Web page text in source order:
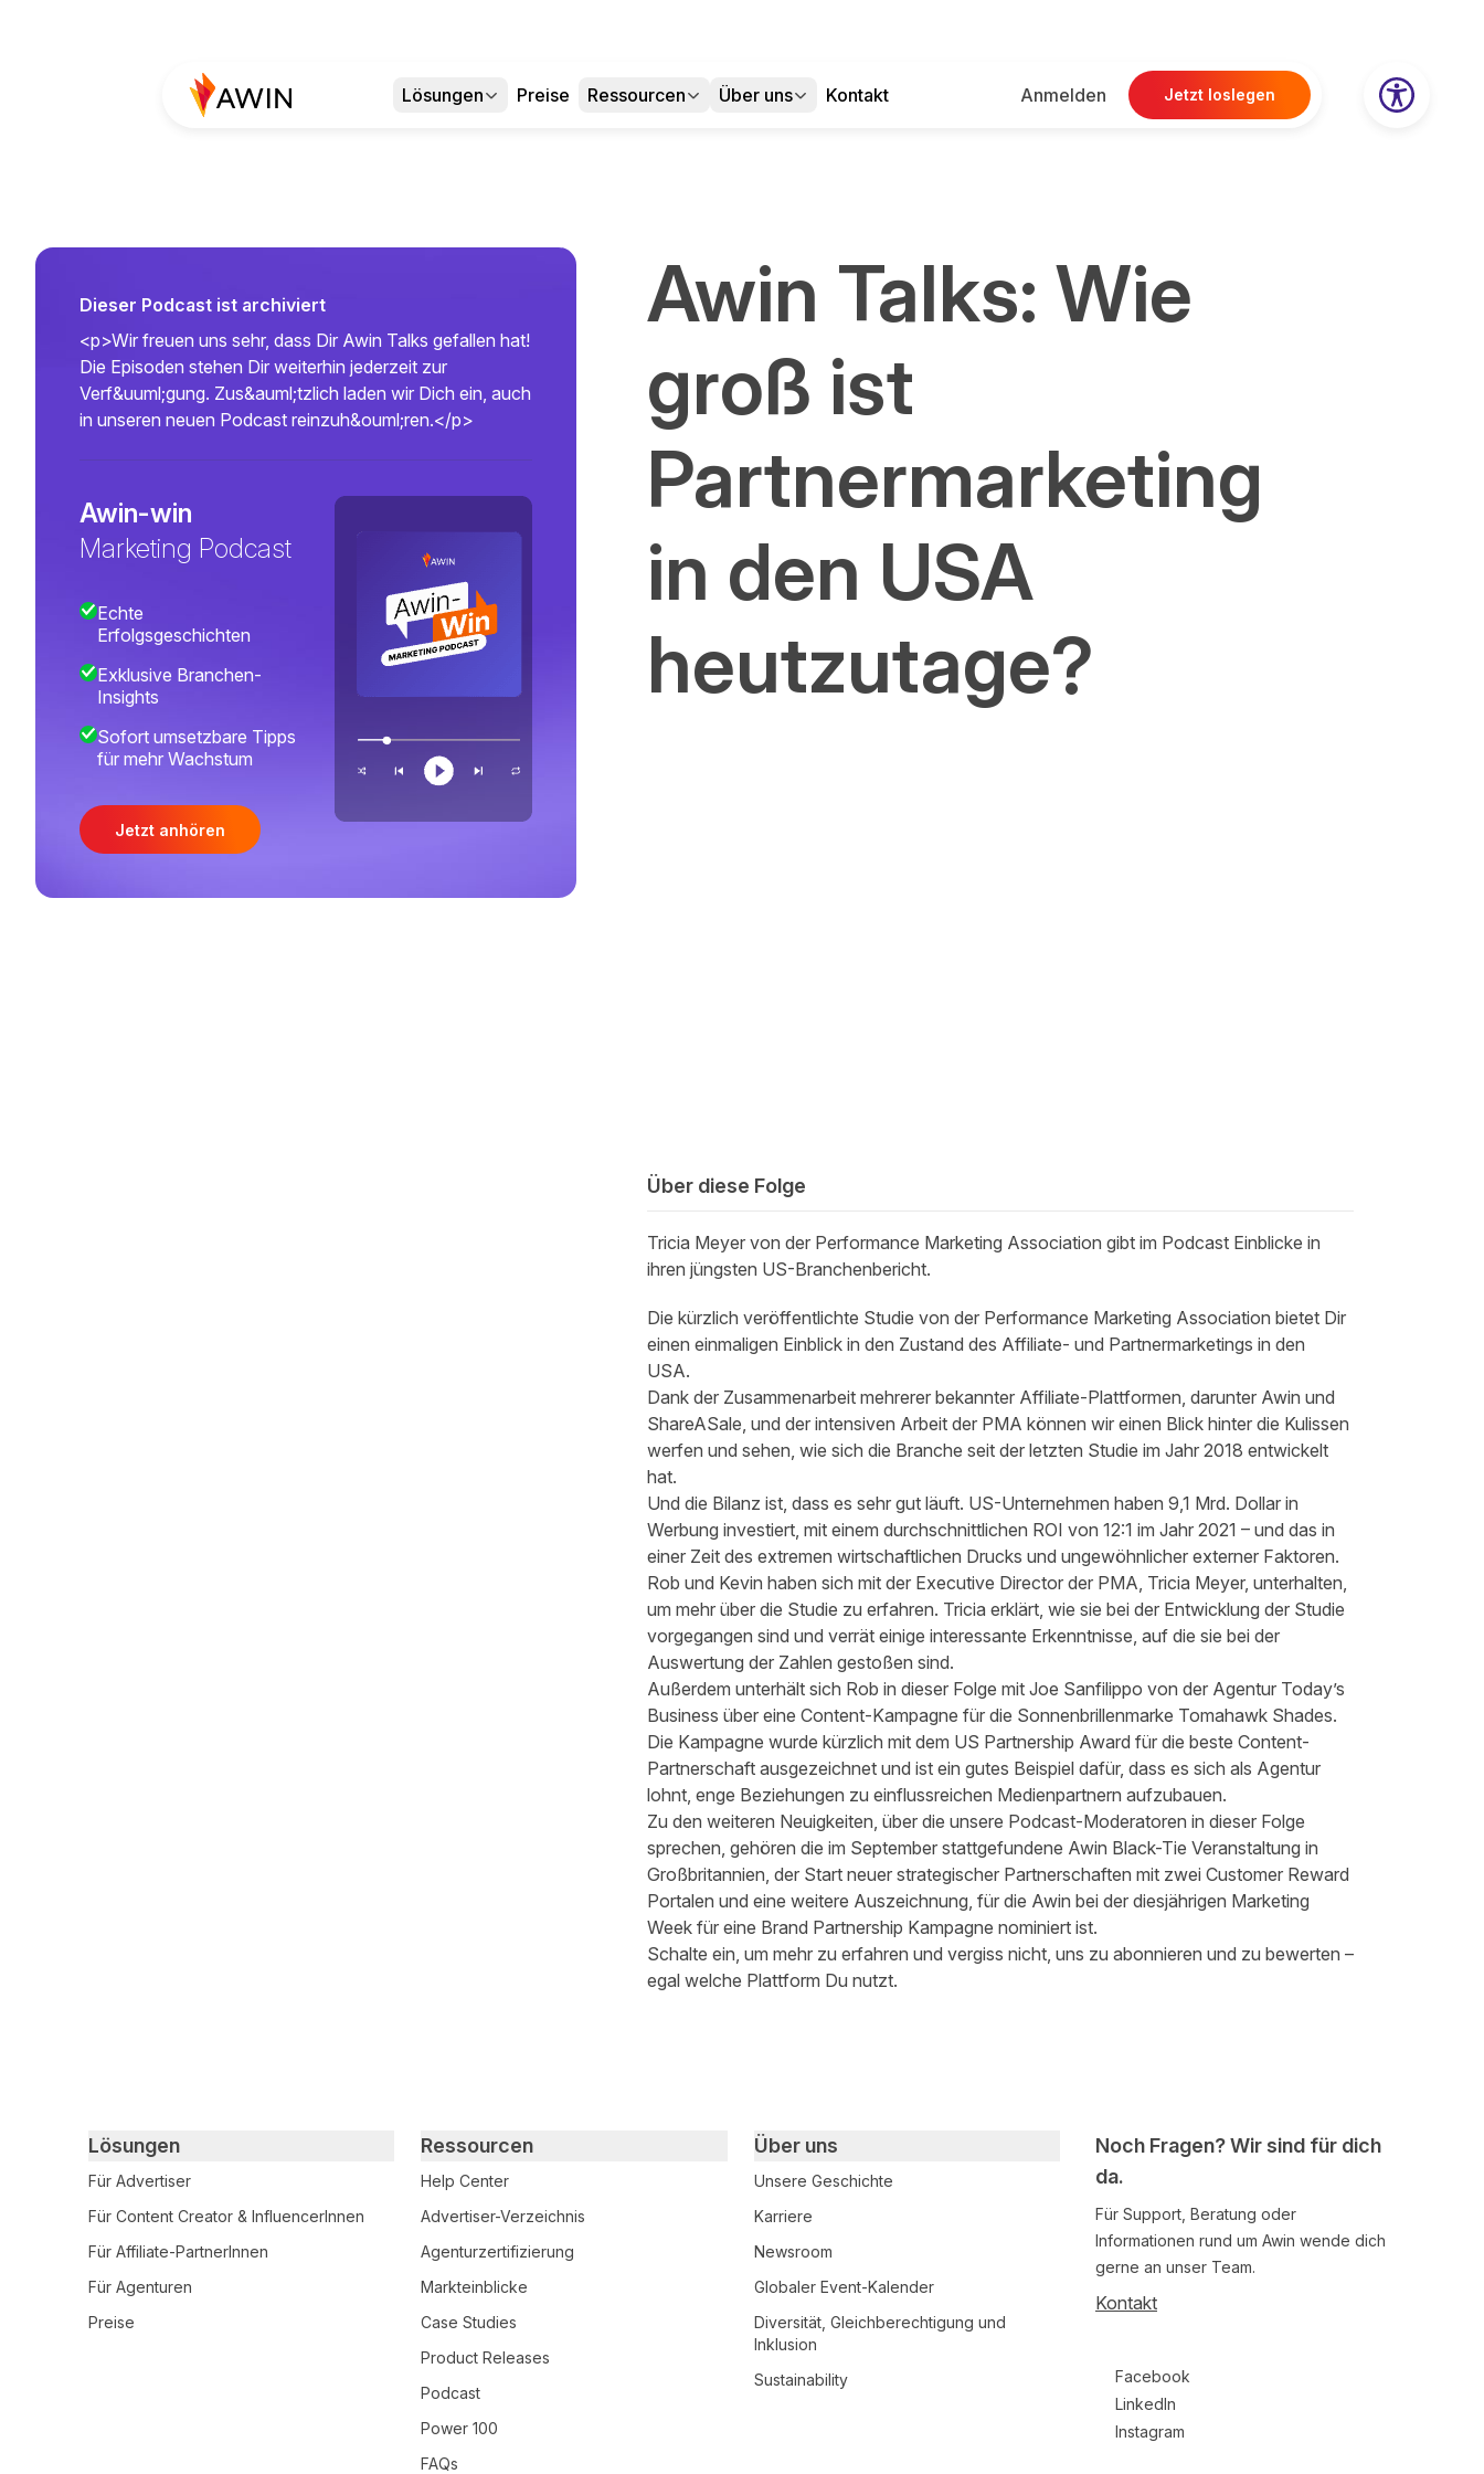
Lösungen Preise Ressourcen Über uns Kontakt Anmelden Jetzt loslegen
Dieser Podcast ist archiviert
<p>Wir freuen uns sehr, dass Dir Awin Talks gefallen hat!
Die Episoden stehen Dir weiterhin jederzeit zur
Verf&uuml;gung. Zus&auml;tzlich laden wir Dich ein, auch
in unseren neuen Podcast reinzuh&ouml;ren.</p>
Awin-win
Marketing Podcast
Echte
Erfolgsgeschichten
Exklusive Branchen-
Insights
Sofort umsetzbare Tipps
für mehr Wachstum
Jetzt anhören
Awin Talks: Wie
groß ist
Partnermarketing
in den USA
heutzutage?
Über diese Folge
Tricia Meyer von der Performance Marketing Association gibt im Podcast Einblicke in
ihren jüngsten US-Branchenbericht.
Die kürzlich veröffentlichte Studie von der Performance Marketing Association bietet Dir
einen einmaligen Einblick in den Zustand des Affiliate- und Partnermarketings in den
USA.
Dank der Zusammenarbeit mehrerer bekannter Affiliate-Plattformen, darunter Awin und
ShareASale, und der intensiven Arbeit der PMA können wir einen Blick hinter die Kulissen
werfen und sehen, wie sich die Branche seit der letzten Studie im Jahr 2018 entwickelt
hat.
Und die Bilanz ist, dass es sehr gut läuft. US-Unternehmen haben 9,1 Mrd. Dollar in
Werbung investiert, mit einem durchschnittlichen ROI von 12:1 im Jahr 2021 – und das in
einer Zeit des extremen wirtschaftlichen Drucks und ungewöhnlicher externer Faktoren.
Rob und Kevin haben sich mit der Executive Director der PMA, Tricia Meyer, unterhalten,
um mehr über die Studie zu erfahren. Tricia erklärt, wie sie bei der Entwicklung der Studie
vorgegangen sind und verrät einige interessante Erkenntnisse, auf die sie bei der
Auswertung der Zahlen gestoßen sind.
Außerdem unterhält sich Rob in dieser Folge mit Joe Sanfilippo von der Agentur Today’s
Business über eine Content-Kampagne für die Sonnenbrillenmarke Tomahawk Shades.
Die Kampagne wurde kürzlich mit dem US Partnership Award für die beste Content-
Partnerschaft ausgezeichnet und ist ein gutes Beispiel dafür, dass es sich als Agentur
lohnt, enge Beziehungen zu einflussreichen Medienpartnern aufzubauen.
Zu den weiteren Neuigkeiten, über die unsere Podcast-Moderatoren in dieser Folge
sprechen, gehören die im September stattgefundene Awin Black-Tie Veranstaltung in
Großbritannien, der Start neuer strategischer Partnerschaften mit zwei Customer Reward
Portalen und eine weitere Auszeichnung, für die Awin bei der diesjährigen Marketing
Week für eine Brand Partnership Kampagne nominiert ist.
Schalte ein, um mehr zu erfahren und vergiss nicht, uns zu abonnieren und zu bewerten –
egal welche Plattform Du nutzt.
Noch Fragen? Wir sind für dich
da.
Für Support, Beratung oder
Informationen rund um Awin wende dich
gerne an unser Team.
Kontakt
Facebook
LinkedIn
Instagram
Primary footer navigation
Lösungen
Für Advertiser
Für Content Creator & InfluencerInnen
Für Affiliate-PartnerInnen
Für Agenturen
Preise
Ressourcen
Help Center
Advertiser-Verzeichnis
Agenturzertifizierung
Markteinblicke
Case Studies
Product Releases
Podcast
Power 100
FAQs
Über uns
Unsere Geschichte
Karriere
Newsroom
Globaler Event-Kalender
Diversität, Gleichberechtigung und
Inklusion
Sustainability